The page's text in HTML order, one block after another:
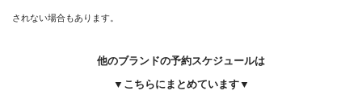
されない場合もあります。
他のブランドの予約スケジュールは
▼こちらにまとめています▼